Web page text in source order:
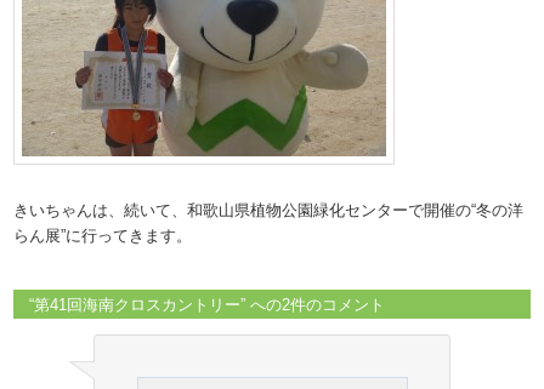
きいちゃんは、続いて、和歌山県植物公園緑化センターで開催の“冬の洋
らん展”に行ってきます。
“第41回海南クロスカントリー” への2件のコメント